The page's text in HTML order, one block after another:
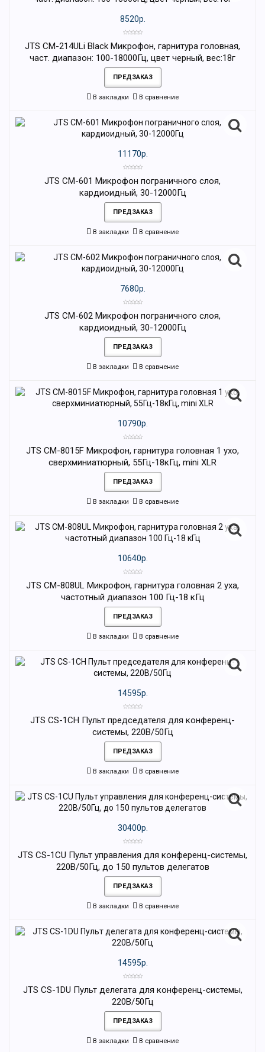
8520р.
JTS CM-214ULi Black Микрофон, гарнитура головная,
част. диапазон: 100-18000Гц, цвет черный, вес:18г
ПРЕДЗАКАЗ
В закладки В сравнение
11170р.
JTS CM-601 Микрофон пограничного слоя,
кардиоидный, 30-12000Гц
ПРЕДЗАКАЗ
В закладки В сравнение
7680р.
JTS CM-602 Микрофон пограничного слоя,
кардиоидный, 30-12000Гц
ПРЕДЗАКАЗ
В закладки В сравнение
10790р.
JTS CM-8015F Микрофон, гарнитура головная 1 ухо,
сверхминиатюрный, 55Гц-18кГц, mini XLR
ПРЕДЗАКАЗ
В закладки В сравнение
10640р.
JTS CM-808UL Микрофон, гарнитура головная 2 уха,
частотный диапазон 100 Гц-18 кГц
ПРЕДЗАКАЗ
В закладки В сравнение
14595р.
JTS CS-1CH Пульт председателя для конференц-
системы, 220В/50Гц
ПРЕДЗАКАЗ
В закладки В сравнение
30400р.
JTS CS-1CU Пульт управления для конференц-системы,
220В/50Гц, до 150 пультов делегатов
ПРЕДЗАКАЗ
В закладки В сравнение
14595р.
JTS CS-1DU Пульт делегата для конференц-системы,
220В/50Гц
ПРЕДЗАКАЗ
В закладки В сравнение